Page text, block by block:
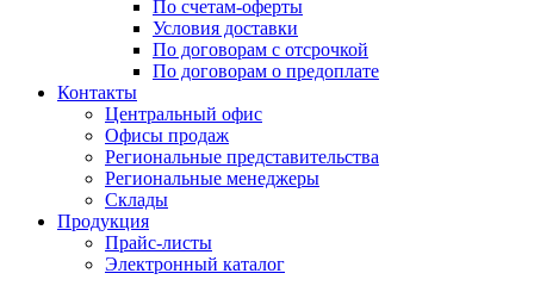
По счетам-оферты
Условия доставки
По договорам с отсрочкой
По договорам о предоплате
Контакты
Центральный офис
Офисы продаж
Региональные представительства
Региональные менеджеры
Склады
Продукция
Прайс-листы
Электронный каталог